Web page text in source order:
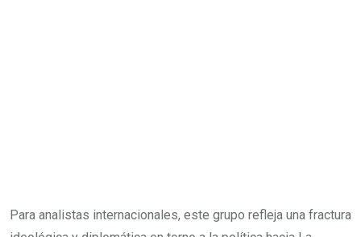
Para analistas internacionales, este grupo refleja una fractura